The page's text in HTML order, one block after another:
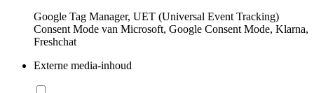
Google Tag Manager, UET (Universal Event Tracking)
Consent Mode van Microsoft, Google Consent Mode, Klarna,
Freshchat
Externe media-inhoud